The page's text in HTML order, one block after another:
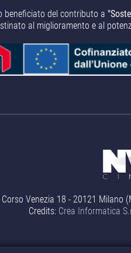
beneficiato del contributo a
al miglioramento e al
Corso Venezia 18 - 20121 Milano
Credits: Crea Informatica